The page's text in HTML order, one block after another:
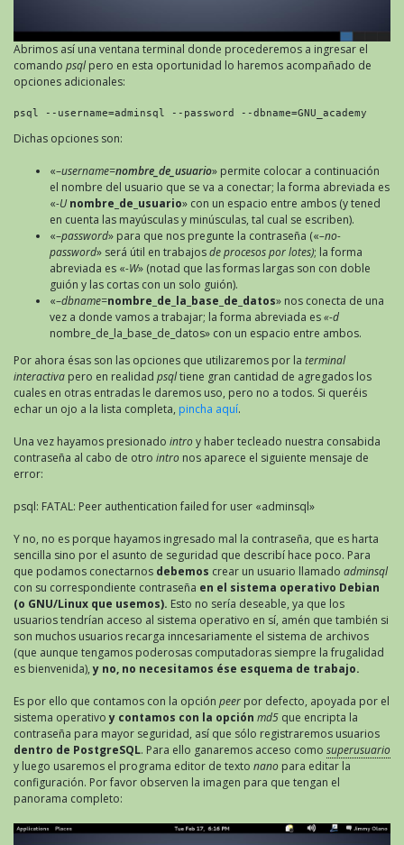
Abrimos así una ventana terminal donde procederemos a ingresar el
comando psqlpero en esta oportunidad lo haremos acompañado de
opciones adicionales:
psql --username=adminsql --password --dbname=GNU_academy
Dichas opciones son:
«–username=nombre_de_usuario» permite colocar a continuación
el nombre del usuario que se va a conectar; la forma abreviada es
«-U nombre_de_usuario» con un espacio entre ambos (y tened
en cuenta las mayúsculas y minúsculas, tal cual se escriben).
«–password» para que nos pregunte la contraseña («–no-
password» será útil en trabajosde procesos por lotes); la forma
abreviada es «-W» (notad que las formas largas son con doble
guión y las cortas con un solo guión).
«–dbname=nombre_de_la_base_de_datos» nos conecta de una
vez a donde vamos a trabajar; la forma abreviada es«-d
nombre_de_la_base_de_datos» con un espacio entre ambos.
Por ahora ésas son las opciones que utilizaremos por la terminal
interactiva pero en realidad psqltiene gran cantidad de agregados los
cuales en otras entradas le daremos uso, pero no a todos. Si queréis
echar un ojo a la lista completa, pincha aquí.
Una vez hayamos presionado introy haber tecleado nuestra consabida
contraseña al cabo de otro intro nos aparece el siguiente mensaje de
error:
psql: FATAL: Peer authentication failed for user «adminsql»
Y no, no es porque hayamos ingresado mal la contraseña, que es harta
sencilla sino por el asunto de seguridad que describí hace poco. Para
que podamos conectarnos debemos crear un usuario llamado adminsql
con su correspondiente contraseña en el sistema operativo Debian
(o GNU/Linux que usemos). Esto no sería deseable, ya que los
usuarios tendrían acceso al sistema operativo en sí, amén que también si
son muchos usuarios recarga inncesariamente el sistema de archivos
(que aunque tengamos poderosas computadoras siempre la frugalidad
es bienvenida),y no, no necesitamos ése esquema de trabajo.
Es por ello que contamos con la opción peer por defecto, apoyada por el
sistema operativoy contamos con la opción md5 que encripta la
contraseña para mayor seguridad, así que sólo registraremos usuarios
dentro de PostgreSQL. Para ello ganaremos acceso como superusuario
y luego usaremos el programa editor de texto nano para editar la
configuración. Por favor observen la imagen para que tengan el
panorama completo: